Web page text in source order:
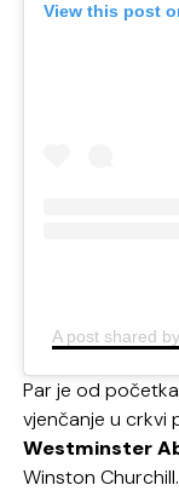
View this post
A post shared
Par je od
vjenčanje u crkvi
Westminster
Winston